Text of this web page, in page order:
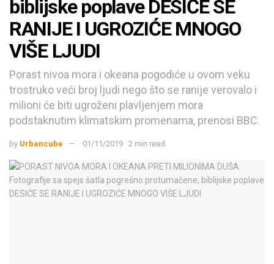
biblijske poplave DESIĆE SE
RANIJE I UGROZIĆE MNOGO
VIŠE LJUDI
Porast nivoa mora i okeana pogodiće u ovom veku
trostruko veći broj ljudi nego što se ranije verovalo i
milioni će biti ugroženi plavljenjem mora
podstaknutim klimatskim promenama, prenosi BBC.
by Urbancube 01/11/2019 2 min read